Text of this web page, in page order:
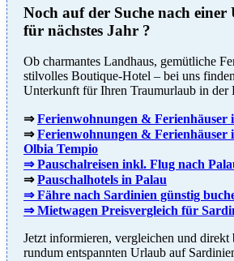
Noch auf der Suche nach
für nächstes Jahr ?
Ob charmantes Landhaus, gemütliche
stilvolles Boutique-Hotel – bei uns
Unterkunft für Ihren Traumurlaub in der
⇒Ferienwohnungen & Ferienhäuser
⇒Ferienwohnungen & Ferienhäuser
Olbia Tempio
⇒ Pauschalreisen inkl. Flug nach
⇒Pauschalhotels in Palau
⇒ Fähre nach Sardinien günstig
⇒ Mietwagen Preisvergleich für
Jetzt informieren, vergleichen und direkt
rundum entspannten Urlaub auf